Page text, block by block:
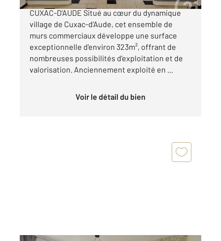
CUXAC-D'AUDE Situé au cœur du dynamique
village de Cuxac-d'Aude, cet ensemble de
murs commerciaux développe une surface
exceptionnelle d'environ 323m², offrant de
nombreuses possibilités d'exploitation et de
valorisation. Anciennement exploité en ...
Voir le détail du bien